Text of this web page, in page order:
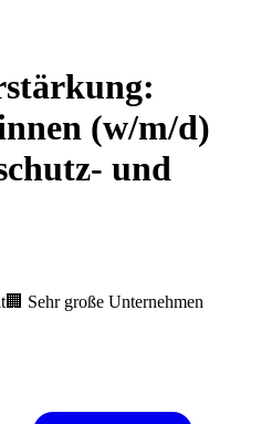
(w/m/d)
und
🏢 Sehr große Unternehmen